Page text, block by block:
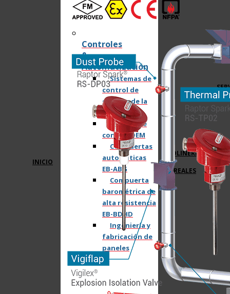
INICIO
Controles
&
Automatización
Sistemas de
control de
gestión de la
energía
Paneles de
control OEM
Compuertas
automáticas
EB-ABG
Compuerta
barométrica de
alta resistencia
EB-BDHD
Ingeniería y
fabricación de
paneles
MOLINERÍA
Y
CEREALES